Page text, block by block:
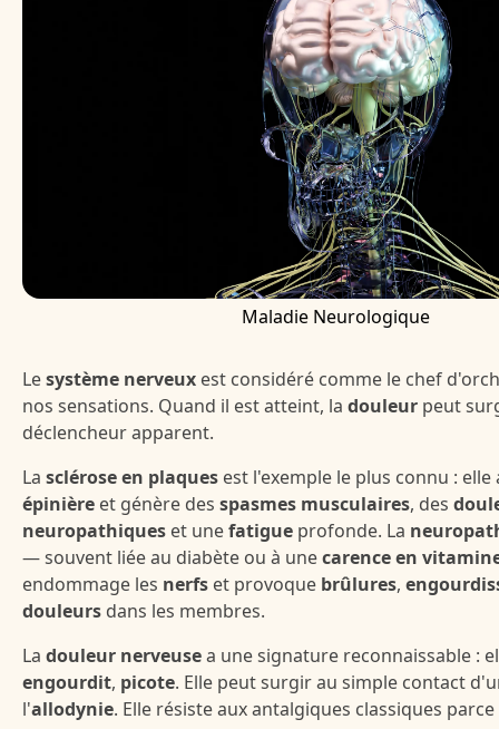
Maladie Neurologique
Lesystème nerveux est considéré comme le chef
nos sensations. Quand il est atteint, la douleur peut
déclencheur apparent.
La sclérose en plaques est l'exemple le plus connu :
épinière et génère des spasmes musculaires, des
neuropathiques et unefatigue profonde. La
— souvent liée au diabète ou à unecarence en
endommage les nerfs et provoque brûlures,
douleurs dans les membres.
La douleur nerveusea une signature reconnaissable :
engourdit, picote. Elle peut surgir au simple contact
l'allodynie. Elle résiste aux antalgiques classiques